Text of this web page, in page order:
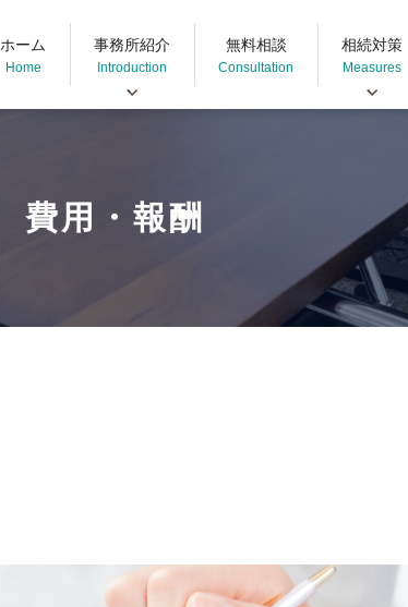
ホーム
Home
事務所紹介
Introduction
弁護士インタビュー
無料相談
Consultation
相続対策
Measures
成年後見
費用・報酬